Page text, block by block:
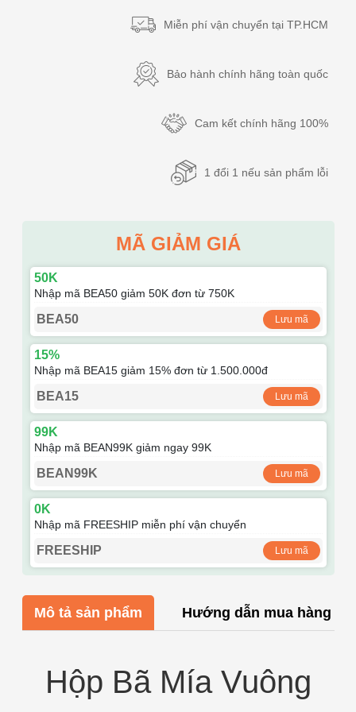
Miễn phí vận chuyển tại TP.HCM
Bảo hành chính hãng toàn quốc
Cam kết chính hãng 100%
1 đổi 1 nếu sản phẩm lỗi
MÃ GIẢM GIÁ
50K
Nhập mã BEA50 giảm 50K đơn từ 750K
BEA50 Lưu mã
15%
Nhập mã BEA15 giảm 15% đơn từ 1.500.000đ
BEA15 Lưu mã
99K
Nhập mã BEAN99K giảm ngay 99K
BEAN99K Lưu mã
0K
Nhập mã FREESHIP miễn phí vận chuyển
FREESHIP Lưu mã
Mô tả sản phẩm Hướng dẫn mua hàng
Hộp Bã Mía Vuông